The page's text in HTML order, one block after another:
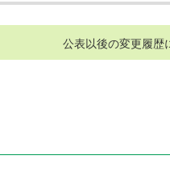
公表以後の変更履歴